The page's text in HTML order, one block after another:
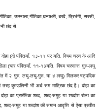
उल्लाला,गीतिका,घनाक्षरी, बरवै, त्रिभंगी, सरसी,
छंद से.
(दो पंक्तियाँ, १३-११ पर यति, विषम चरण के आदि
(चार पंक्तियाँ, ११-१३यति, विषम चरणान्त गुरु-लघु
में २ गुरु, लघु-लघु-गुरु, या ४ लघु) मिलकर षट्पदिक
कुण्डलिनी भी अर्ध सम मात्रिक छंद है। दोहा का
का प्रारंभिक शब्द, शब्द-समूह या शब्दांश रोला का
शब्द-समूह या शब्दांश की समान आवृत्ति से ऐसा प्रतीत